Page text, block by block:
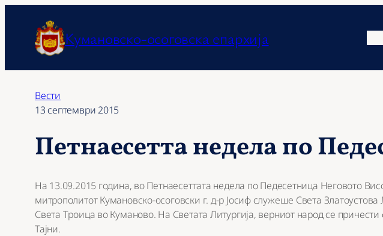
содржината
Кумановско-осоговска епархија
Вести
13 септември 2015
Петнаесетта недела по
На 13.09.2015 година, во Петнаесеттата недела по Педесетница Неговото
митрополитот Кумановско-осоговски г. д-р Јосиф служеше Света Златоустова
Света Троица во Куманово. На Светата Литургија, верниот народ се причести
Тајни.